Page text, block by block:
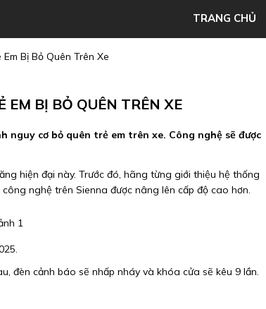
TRANG CHỦ
Bị Bỏ Quên Trên Xe
EM BỊ BỎ QUÊN TRÊN XE
cơ bỏ quên trẻ em trên xe. Công nghệ sẽ được
hiện đại này. Trước đó, hãng từng giới thiệu hệ thống
nghệ trên Sienna được nâng lên cấp độ cao hơn.
đèn cảnh báo sẽ nhấp nháy và khóa cửa sẽ kêu 9 lần.